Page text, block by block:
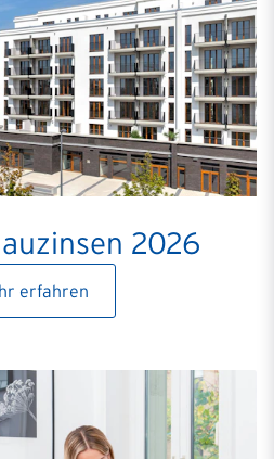
2026
erfahren